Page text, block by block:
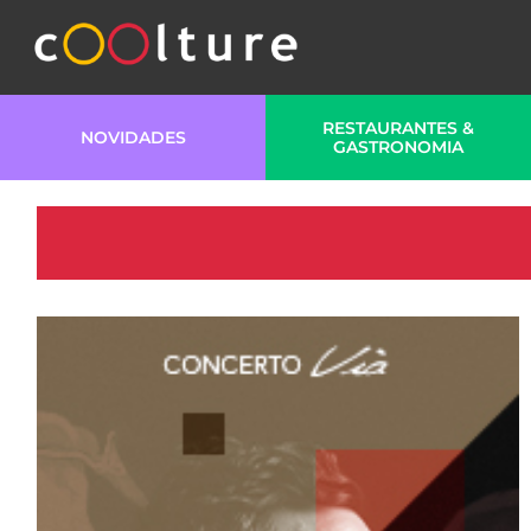
NOVIDADES
RESTAURANTES &
GASTRONOMIA